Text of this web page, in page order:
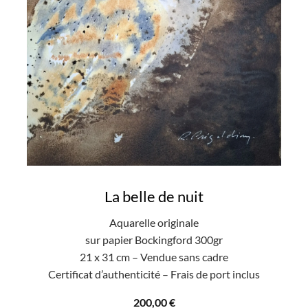
La belle de nuit
Aquarelle originale
sur papier Bockingford 300gr
21 x 31 cm – Vendue sans cadre
Certificat d’authenticité – Frais de port inclus
200,00€